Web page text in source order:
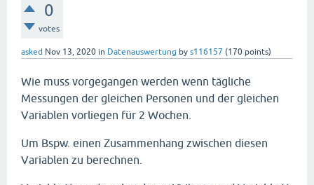
0
votes
asked Nov 13, 2020 in Datenauswertung by s116157 (170 points)
Wie muss vorgegangen werden wenn tägliche
Messungen der gleichen Personen und der gleichen
Variablen vorliegen für 2 Wochen.
Um Bspw. einen Zusammenhang zwischen diesen
Variablen zu berechnen.